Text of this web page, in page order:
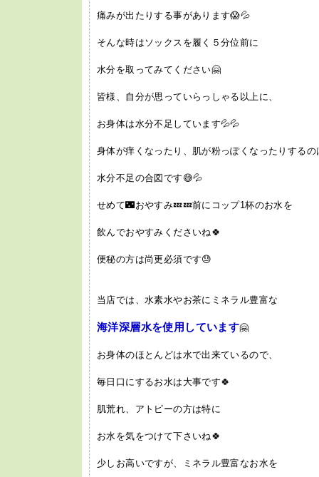
痛みが出たりする事があります😱💦
そんな時はソックスを履く５分位前に
水分を取ってみてください🤗
皆様、自分が思っていらっしゃる以上に、
お身体は水分不足しています💦💦
身体が痒くなったり、肌が粉っぽくなったりするの
水分不足の合図です😅💦
せめて🌃おやすみ💤💤前にコップ1杯のお水を
飲んでおやすみくださいね🍀
便秘の方は尚更必須です😓
当店では、水素水やお茶にミネラル豊富な
海洋深層水を使用しています🤗
お身体のほとんどは水で出来ているので、
毎日口にするお水は大事です🍀
肌荒れ、アトピーの方は特に
お水を気をつけて下さいね🍀
少しお高いですが、ミネラル豊富なお水を